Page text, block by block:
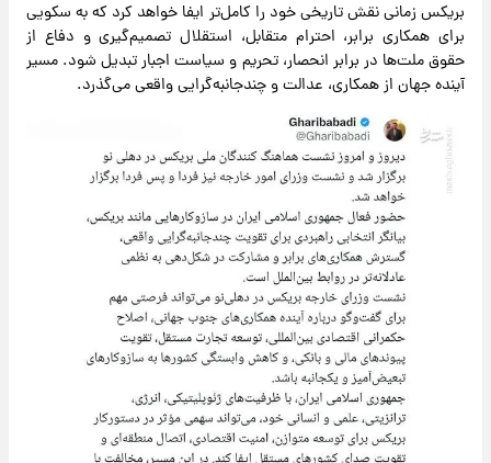
بریکس زمانی نقش تاریخی خود را کامل‌تر ایفا خواهد کرد که به سکویی
برای همکاری برابر، احترام متقابل، استقلال تصمیم‌گیری و دفاع از
حقوق ملت‌ها در برابر انحصار، تحریم و سیاست اجبار تبدیل شود. مسیر
آینده جهان از همکاری، عدالت و چندجانبه‌گرایی واقعی می‌گذرد.